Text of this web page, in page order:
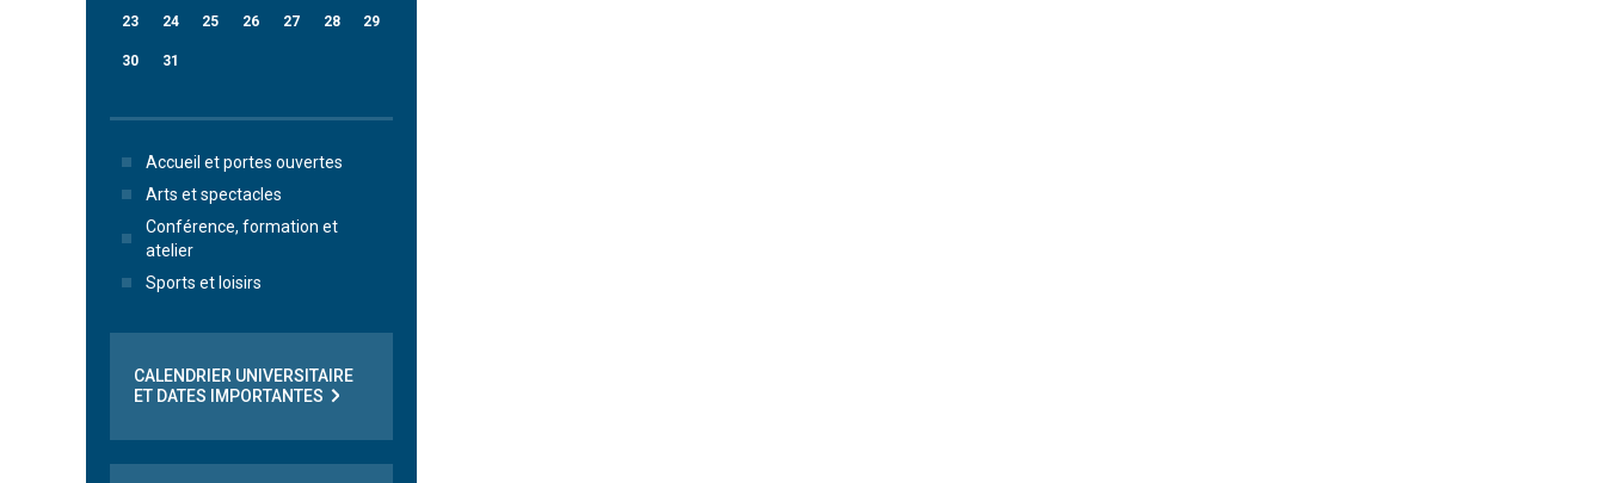
23 24 25 26 27 28 29
30 31
Accueil et portes ouvertes
Arts et spectacles
Conférence, formation et
atelier
Sports et loisirs
CALENDRIER UNIVERSITAIRE
ET DATES IMPORTANTES